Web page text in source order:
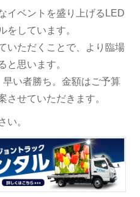
イベントを盛り上げるLED
をしています。
いただくことで、より臨場
と思います。
い者勝ち。金額はご予算
させていただきます。
い。